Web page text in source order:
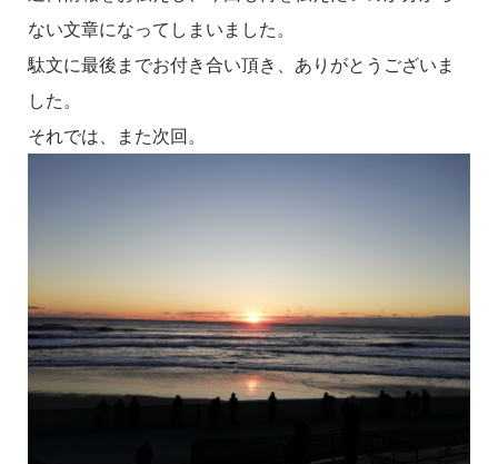
ない文章になってしまいました。
駄文に最後までお付き合い頂き、ありがとうございま
した。
それでは、また次回。